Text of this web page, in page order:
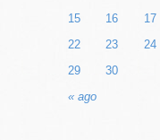
« ago
15
16
17
22
23
24
29
30